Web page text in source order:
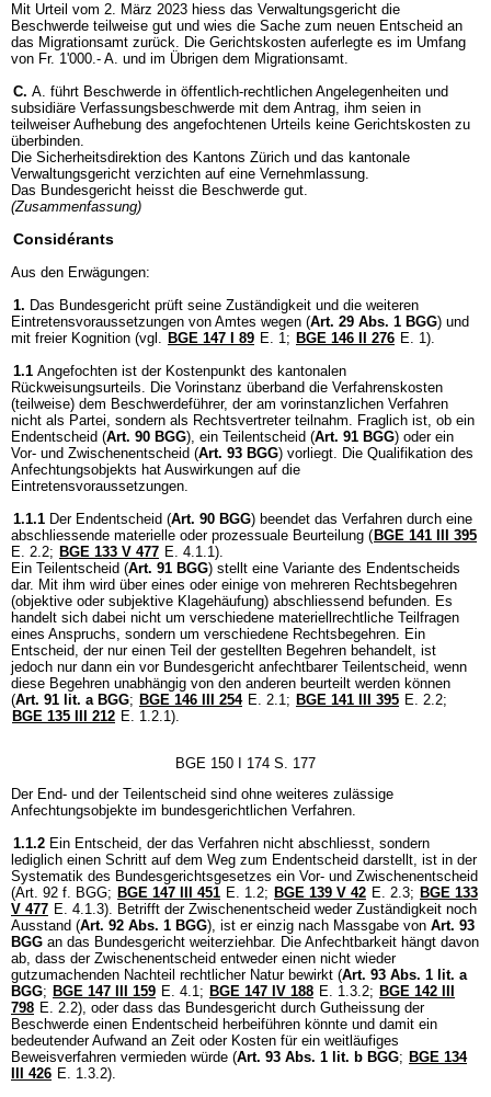
Mit Urteil vom 2. März 2023 hiess das Verwaltungsgericht die
Beschwerde teilweise gut und wies die Sache zum neuen Entscheid an
das Migrationsamt zurück. Die Gerichtskosten auferlegte es im Umfang
von Fr. 1'000.- A. und im Übrigen dem Migrationsamt.
C. A. führt Beschwerde in öffentlich-rechtlichen Angelegenheiten und
subsidiäre Verfassungsbeschwerde mit dem Antrag, ihm seien in
teilweiser Aufhebung des angefochtenen Urteils keine Gerichtskosten zu
überbinden.
Die Sicherheitsdirektion des Kantons Zürich und das kantonale
Verwaltungsgericht verzichten auf eine Vernehmlassung.
Das Bundesgericht heisst die Beschwerde gut.
(Zusammenfassung)
Considérants
Aus den Erwägungen:
1. Das Bundesgericht prüft seine Zuständigkeit und die weiteren
Eintretensvoraussetzungen von Amtes wegen (Art. 29 Abs. 1 BGG) und
mit freier Kognition (vgl. BGE 147 I 89 E. 1; BGE 146 II 276 E. 1).
1.1 Angefochten ist der Kostenpunkt des kantonalen
Rückweisungsurteils. Die Vorinstanz überband die Verfahrenskosten
(teilweise) dem Beschwerdeführer, der am vorinstanzlichen Verfahren
nicht als Partei, sondern als Rechtsvertreter teilnahm. Fraglich ist, ob ein
Endentscheid (Art. 90 BGG), ein Teilentscheid (Art. 91 BGG) oder ein
Vor- und Zwischenentscheid (Art. 93 BGG) vorliegt. Die Qualifikation des
Anfechtungsobjekts hat Auswirkungen auf die
Eintretensvoraussetzungen.
1.1.1 Der Endentscheid (Art. 90 BGG) beendet das Verfahren durch eine
abschliessende materielle oder prozessuale Beurteilung ( BGE 141 III 395
E. 2.2; BGE 133 V 477 E. 4.1.1).
Ein Teilentscheid (Art. 91 BGG) stellt eine Variante des Endentscheids
dar. Mit ihm wird über eines oder einige von mehreren Rechtsbegehren
(objektive oder subjektive Klagehäufung) abschliessend befunden. Es
handelt sich dabei nicht um verschiedene materiellrechtliche Teilfragen
eines Anspruchs, sondern um verschiedene Rechtsbegehren. Ein
Entscheid, der nur einen Teil der gestellten Begehren behandelt, ist
jedoch nur dann ein vor Bundesgericht anfechtbarer Teilentscheid, wenn
diese Begehren unabhängig von den anderen beurteilt werden können
(Art. 91 lit. a BGG; BGE 146 III 254 E. 2.1; BGE 141 III 395 E. 2.2;
BGE 135 III 212 E. 1.2.1).
BGE 150 I 174 S. 177
Der End- und der Teilentscheid sind ohne weiteres zulässige
Anfechtungsobjekte im bundesgerichtlichen Verfahren.
1.1.2 Ein Entscheid, der das Verfahren nicht abschliesst, sondern
lediglich einen Schritt auf dem Weg zum Endentscheid darstellt, ist in der
Systematik des Bundesgerichtsgesetzes ein Vor- und Zwischenentscheid
(Art. 92 f. BGG; BGE 147 III 451 E. 1.2; BGE 139 V 42 E. 2.3; BGE 133
V 477 E. 4.1.3). Betrifft der Zwischenentscheid weder Zuständigkeit noch
Ausstand (Art. 92 Abs. 1 BGG), ist er einzig nach Massgabe von Art. 93
BGG an das Bundesgericht weiterziehbar. Die Anfechtbarkeit hängt davon
ab, dass der Zwischenentscheid entweder einen nicht wieder
gutzumachenden Nachteil rechtlicher Natur bewirkt (Art. 93 Abs. 1 lit. a
BGG; BGE 147 III 159 E. 4.1; BGE 147 IV 188 E. 1.3.2; BGE 142 III
798 E. 2.2), oder dass das Bundesgericht durch Gutheissung der
Beschwerde einen Endentscheid herbeiführen könnte und damit ein
bedeutender Aufwand an Zeit oder Kosten für ein weitläufiges
Beweisverfahren vermieden würde (Art. 93 Abs. 1 lit. b BGG; BGE 134
III 426 E. 1.3.2).